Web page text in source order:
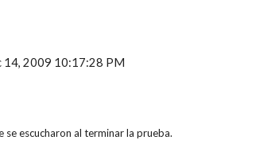
14, 2009 10:17:28 PM
se escucharon al terminar la prueba.